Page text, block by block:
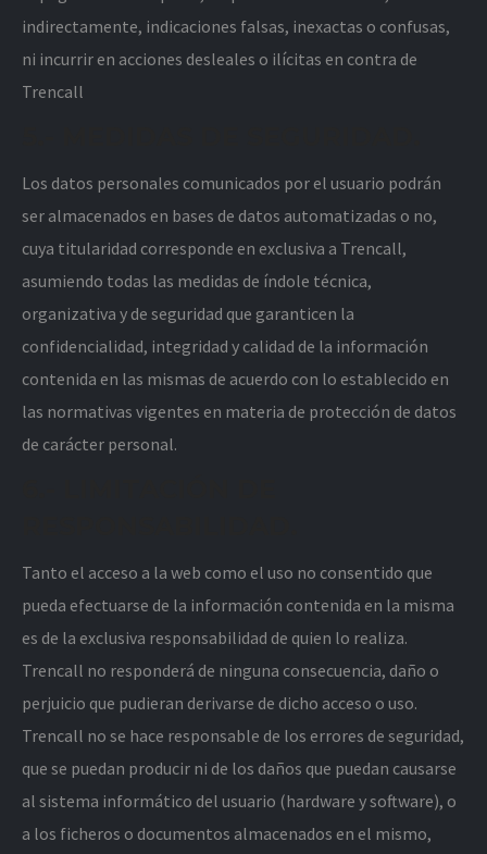
indirectamente, indicaciones falsas, inexactas o confusas,
ni incurrir en acciones desleales o ilícitas en contra de
Trencall
Los datos personales comunicados por el usuario podrán
ser almacenados en bases de datos automatizadas o no,
cuya titularidad corresponde en exclusiva a Trencall,
asumiendo todas las medidas de índole técnica,
organizativa y de seguridad que garanticen la
confidencialidad, integridad y calidad de la información
contenida en las mismas de acuerdo con lo establecido en
las normativas vigentes en materia de protección de datos
de carácter personal.
Tanto el acceso a la web como el uso no consentido que
pueda efectuarse de la información contenida en la misma
es de la exclusiva responsabilidad de quien lo realiza.
Trencall no responderá de ninguna consecuencia, daño o
perjuicio que pudieran derivarse de dicho acceso o uso.
Trencall no se hace responsable de los errores de seguridad,
que se puedan producir ni de los daños que puedan causarse
al sistema informático del usuario (hardware y software), o
a los ficheros o documentos almacenados en el mismo,